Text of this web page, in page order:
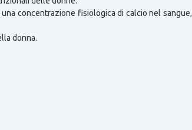
concentrazione fisiologica di calcio nel sangue,
donna.